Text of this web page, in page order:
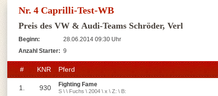
Nr. 4 Caprilli-Test-WB
Preis des VW & Audi-Teams Schröder, Verl
Beginn:
28.06.2014 09:30 Uhr
Anzahl Starter: 9
# KNR Pferd
1. 930 Fighting Fame
S \ \ Fuchs \ 2004 \ x \ Z: \ B: